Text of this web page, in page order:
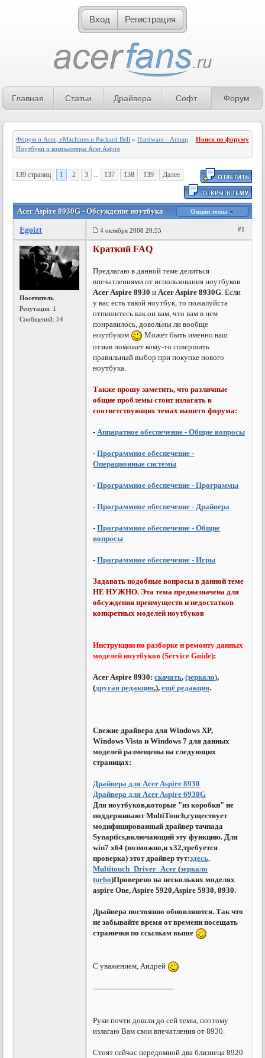
Вход Регистрация
Главная Статьи Драйвера Софт Форум
Форум о Acer, eMachines и Packard Bell »Hardware - Аппаратное обеспечение»
Ноутбуки и компьютеры Acer Aspire
Поиск по форуму
139 страниц 1 2 3 ... 137 138 139 Далее
Acer Aspire 8930G - Обсуждение ноутбука Опции темы
Egoizt 4 октября 2008 20:55 #1
Посетитель
Репутация: 1
Сообщений: 54
Краткий FAQ
Предлагаю в данной теме делиться
впечатлениями от использования ноутбуков
Acer Aspire 8930 иAcer Aspire 8930G. Если
у вас есть такой ноутбук, то пожалуйста
отпишитесь как он вам, что вам в нем
понравилось, довольны ли вообще
ноутбуком
Может быть именно ваш
отзыв поможет кому-то совершить
правильный выбор при покупке нового
ноутбука.
Также прошу заметить, что различные
общие проблемы стоит излагать в
соответствующих темах нашего форума:
-Аппаратное обеспечение - Общие вопросы
-Программное обеспечение -
Операционные системы
-Программное обеспечение - Программы
-Программное обеспечение - Драйвера
-Программное обеспечение - Общие
вопросы
-Программное обеспечение - Игры
Задавать подобные вопросы в данной теме
НЕ НУЖНО. Эта тема предназначена для
обсуждения преимуществ и недостатков
конкретных моделей ноутбуков
Инструкции по разборке и ремонту данных
моделей ноутбуков (Service Guide):
Acer Aspire 8930:скачать,(зеркало),
(другая редакция,),ещё редакция.
Свежие драйвера для Windows XP,
Windows Vista и Windows 7 для данных
моделей размещены на следующих
страницах:
Драйвера для Acer Aspire 8930
Драйвера для Acer Aspire 6930G
Для ноутбуков,которые "из коробки" не
поддерживают MultiTouch,существует
модифицированный драйвер тачпада
Synaptics,включающий эту функцию. Для
win7 x64 (возможно,и x32,требуется
проверка) этот драйвер тут:здесь,
Multitouch_Driver_Acer(зеркало
turbo)Проверено на нескольких моделях
aspire One, Aspire 5920,Aspire 5930, 8930.
Драйвера постоянно обновляются. Так что
не забывайте время от времени посещать
странички по ссылкам выше
С уважением, Андрей
----------------------------------
Руки почти дошли до сей темы, поэтому
излагаю Вам свои впечатления от 8930.
Стоят сейчас передомной два близнеца 8920